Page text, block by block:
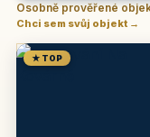
Osobně prověřené
Chci sem svůj objekt →
★ TOP